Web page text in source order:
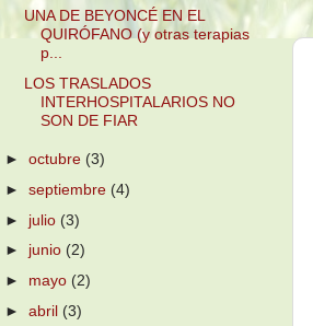
UNA DE BEYONCÉ EN EL
QUIRÓFANO (y otras terapias
p...
LOS TRASLADOS
INTERHOSPITALARIOS NO
SON DE FIAR
► octubre (3)
► septiembre (4)
► julio (3)
► junio (2)
► mayo (2)
► abril (3)